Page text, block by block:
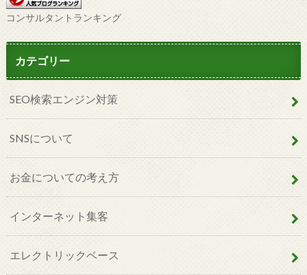
コンサルタントランキング
カテゴリー
SEO検索エンジン対策
SNSについて
お金についての考え方
インターネット集客
エレクトリックベース